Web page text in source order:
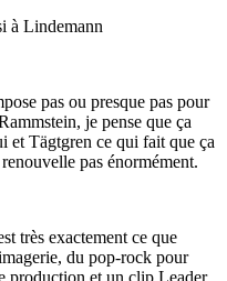
à Lindemann
pas ou presque pas pour
je pense que ça
et Tägtgren ce qui fait que ça
pas énormément.
très exactement ce que
du pop-rock pour